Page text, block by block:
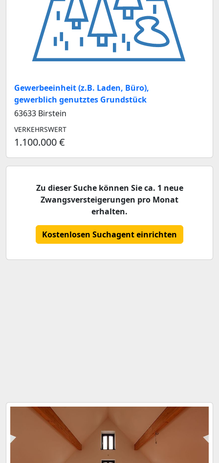
Gewerbeeinheit (z.B. Laden, Büro),
gewerblich genutztes Grundstück
63633 Birstein
VERKEHRSWERT
1.100.000 €
Zu dieser Suche können Sie ca. 1 neue
Zwangsversteigerungen pro Monat
erhalten.
Kostenlosen Suchagent einrichten